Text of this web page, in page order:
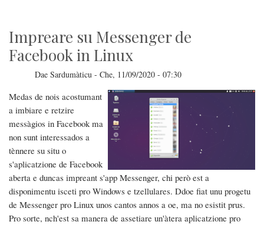
is
foto
temporàneas
Impreare su Messenger de
Facebook in Linux
Dae Sardumàticu - Che, 11/09/2020 - 07:30
Medas de nois acostumant
a imbiare e retzire
messàgios in Facebook ma
non sunt interessados a
tènnere su situ o
s'aplicatzione de Facebook
aberta e duncas impreant s'app Messenger, chi però est a
disponimentu isceti pro Windows e tzellulares. Ddoe fiat unu progetu
de Messenger pro Linux unos cantos annos a oe, ma no esistit prus.
Pro sorte, nch'est sa manera de assetiare un'àtera aplicatzione pro